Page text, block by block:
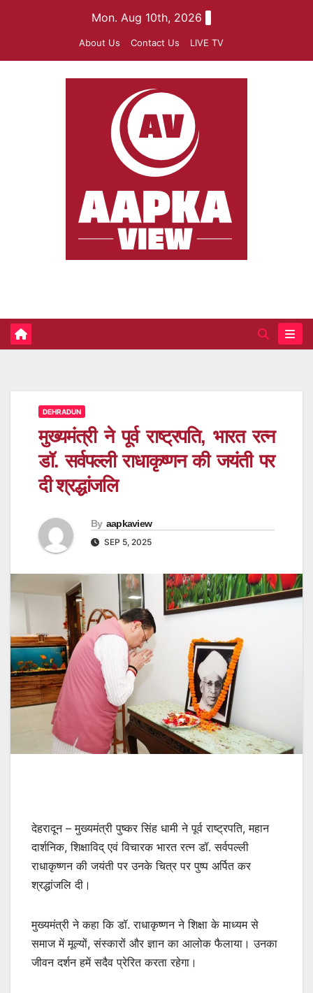
Mon. Aug 10th, 2026
About Us Contact Us LIVE TV
DEHRADUN
मुख्यमंत्री ने पूर्व राष्ट्रपति, भारत रत्न
डॉ. सर्वपल्ली राधाकृष्णन की जयंती पर
दी श्रद्धांजलि
By aapkaview
SEP 5, 2025
देहरादून – मुख्यमंत्री पुष्कर सिंह धामी ने पूर्व राष्ट्रपति, महान
दार्शनिक, शिक्षाविद् एवं विचारक भारत रत्न डॉ. सर्वपल्ली
राधाकृष्णन की जयंती पर उनके चित्र पर पुष्प अर्पित कर
श्रद्धांजलि दी।
मुख्यमंत्री ने कहा कि डॉ. राधाकृष्णन ने शिक्षा के माध्यम से
समाज में मूल्यों, संस्कारों और ज्ञान का आलोक फैलाया। उनका
जीवन दर्शन हमें सदैव प्रेरित करता रहेगा।